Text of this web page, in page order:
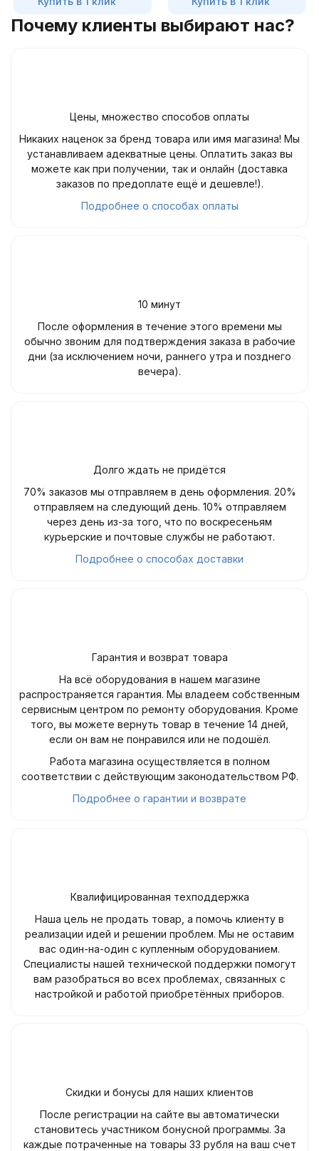
Почему клиенты выбирают нас?
Цены, множество способов оплаты
Никаких наценок за бренд товара или имя магазина! Мы
устанавливаем адекватные цены. Оплатить заказ вы
можете как при получении, так и онлайн (доставка
заказов по предоплате ещё и дешевле!).
Подробнее о способах оплаты
10 минут
После оформления в течение этого времени мы
обычно звоним для подтверждения заказа в рабочие
дни (за исключением ночи, раннего утра и позднего
вечера).
Долго ждать не придётся
70% заказов мы отправляем в день оформления. 20%
отправляем на следующий день. 10% отправляем
через день из-за того, что по воскресеньям
курьерские и почтовые службы не работают.
Подробнее о способах доставки
Гарантия и возврат товара
На всё оборудования в нашем магазине
распространяется гарантия. Мы владеем собственным
сервисным центром по ремонту оборудования. Кроме
того, вы можете вернуть товар в течение 14 дней,
если он вам не понравился или не подошёл.
Работа магазина осуществляется в полном
соответствии с действующим законодательством РФ.
Подробнее о гарантии и возврате
Квалифицированная техподдержка
Наша цель не продать товар, а помочь клиенту в
реализации идей и решении проблем. Мы не оставим
вас один-на-один с купленным оборудованием.
Специалисты нашей технической поддержки помогут
вам разобраться во всех проблемах, связанных с
настройкой и работой приобретённых приборов.
Скидки и бонусы для наших клиентов
После регистрации на сайте вы автоматически
становитесь участником бонусной программы. За
каждые потраченные на товары 33 рубля на ваш счет